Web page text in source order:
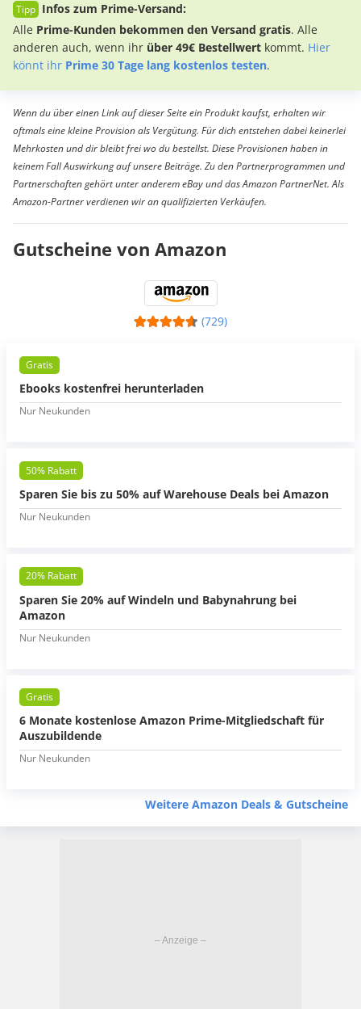
Infos zum Prime-Versand:
Alle Prime-Kunden bekommen den Versand gratis. Alle
anderen auch, wenn ihr über 49€ Bestellwert kommt. Hier
könnt ihr Prime 30 Tage lang kostenlos testen.
Wenn du über einen Link auf dieser Seite ein Produkt kaufst, erhalten wir
oftmals eine kleine Provision als Vergütung. Für dich entstehen dabei keinerlei
Mehrkosten und dir bleibt frei wo du bestellst. Diese Provisionen haben in
keinem Fall Auswirkung auf unsere Beiträge. Zu den Partnerprogrammen und
Partnerschaften gehört unter anderem eBay und das Amazon PartnerNet. Als
Amazon-Partner verdienen wir an qualifizierten Verkäufen.
Gutscheine von Amazon
(729)
Gratis
Ebooks kostenfrei herunterladen
Nur Neukunden
50% Rabatt
Sparen Sie bis zu 50% auf Warehouse Deals bei Amazon
Nur Neukunden
20% Rabatt
Sparen Sie 20% auf Windeln und Babynahrung bei
Amazon
Nur Neukunden
Gratis
6 Monate kostenlose Amazon Prime-Mitgliedschaft für
Auszubildende
Nur Neukunden
Weitere Amazon Deals & Gutscheine